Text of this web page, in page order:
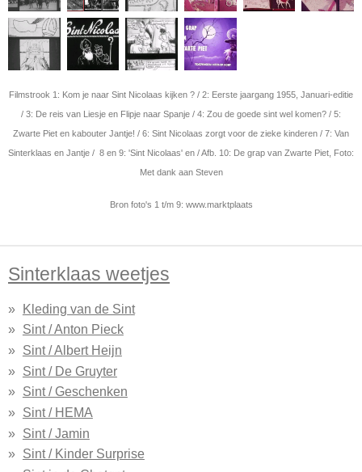
Filmstrook 1: Kom je naar Sint Nicolaas kijken ? / 2: Eerste jaargang 1955, Januari-editie
/ 3: De reis van Liesje en Flipje naar Spanje / 4: Zou de goede sint wel komen? / 5:
Zwarte Piet en kabouter Jantje! / 6: Sint Nicolaas zorgt voor de zieke kinderen / 7: Van
Sinterklaas en Jantje / 8 en 9: 'Sint Nicolaas' en / Afb. 10: De grap van Zwarte Piet, Foto:
Met dank aan Steven
Bron foto's 1 t/m 9: www.marktplaats
Sinterklaas weetjes
Kleding van de Sint
Sint / Anton Pieck
Sint / Albert Heijn
Sint / De Gruyter
Sint / Geschenken
Sint / HEMA
Sint / Jamin
Sint / Kinder Surprise